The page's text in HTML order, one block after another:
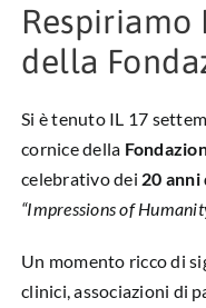
L’ANGOLO DEL
DIVENTA SOCIO
LIBRO SCRITTURE
Respiriamo
della
Si è tenuto IL 17
cornice della
celebrativo dei 20 anni
“Impressions of
Un momento ricco di
clinici, associazioni di